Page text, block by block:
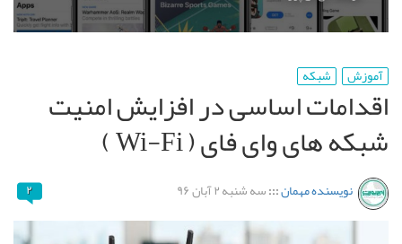
آموزش شبکه
اقدامات اساسی در افزایش امنیت
شبکه های وای فای ( Wi-Fi )
نویسنده مهمان:::سه شنبه ۲ آبان ۹۶ ۲